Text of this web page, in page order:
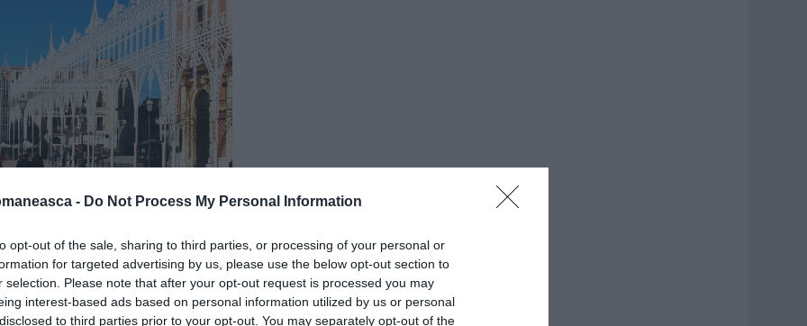
- Do Not Process My Personal Information
opt-out of the sale, sharing to third parties, or processing of your personal or
for targeted advertising by us, please use the below opt-out section to
selection. Please note that after your opt-out request is processed you may
interest-based ads based on personal information utilized by us or personal
to third parties prior to your opt-out. You may separately opt-out of the